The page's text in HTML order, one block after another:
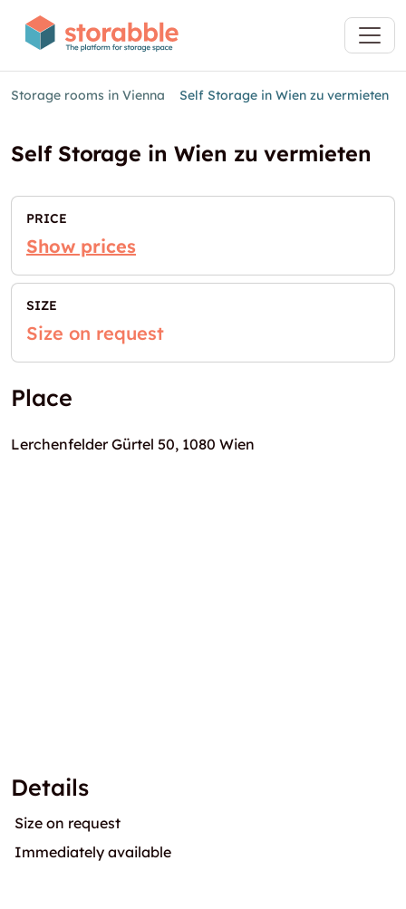
Storage rooms in Vienna Self Storage in Wien zu vermieten
Self Storage in Wien zu vermieten
PRICE
Show prices
SIZE
Size on request
Place
Lerchenfelder Gürtel 50, 1080 Wien
Details
Size on request
Immediately available